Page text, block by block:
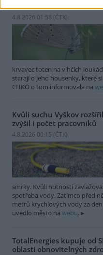
4.8.2026 01:58 (ČTK)
krvavec toten na vlhčích
starají o jeho housenky, které
CHKO o tom informovala na
Kvůli suchu Vyškov
zvýšil i počet pracovníků
4.8.2026 00:15 (ČTK)
smrky. Kvůli nutnosti
spotřeba vody. Zatímco před
metrů krychlových vody za
uvedlo město na webu.
TotalEnergies kupuje od
oblasti obnovitelných